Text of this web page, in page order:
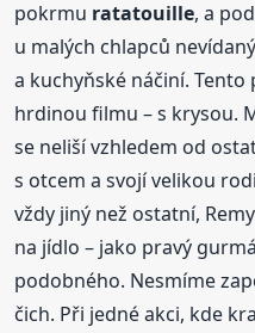
pokrmu ratatouille, a
u malých chlapců
a kuchyňské náčiní.
hrdinou filmu – s krysou.
se neliší vzhledem od
s otcem a svojí velikou
vždy jiný než ostatní,
na jídlo – jako pravý
podobného. Nesmíme
čich. Při jedné akci, kde